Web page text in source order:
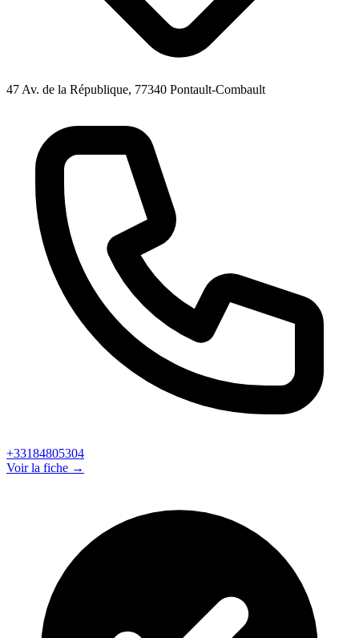
47 Av. de la République, 77340 Pontault-Combault
+33184805304
Voir la fiche →